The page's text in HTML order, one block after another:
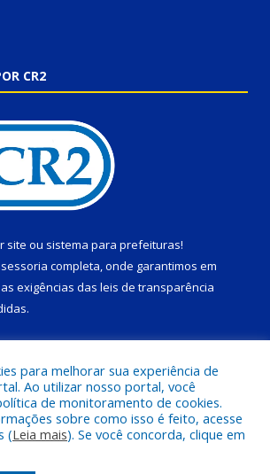
CR2
site ou sistema para prefeituras!
completa, onde garantimos em
exigências das leis de transparência
a Prefeitura Municipal de Ponta de
para melhorar sua experiência de
Ao utilizar nosso portal, você
de monitoramento de cookies.
sobre como isso é feito, acesse
(Leia mais). Se você concorda, clique em